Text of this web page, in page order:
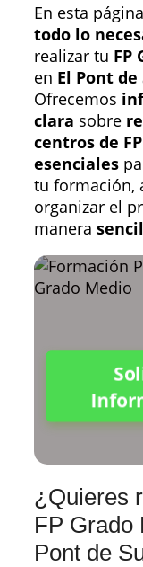
En esta
todo lo
realizar tu FP
en El Pont
Ofrecemos
clara sobre
centros de
esenciales
tu formación,
organizar el
manera
¿Quieres
FP Grado
Pont de